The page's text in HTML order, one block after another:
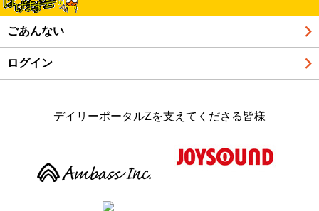
ごあんない
ログイン
デイリーポータルZを支えてくださる皆様